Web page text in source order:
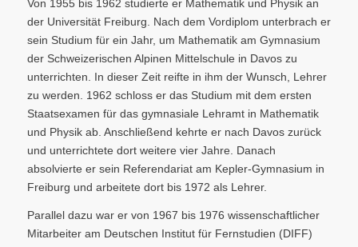
Von 1955 bis 1962 studierte er Mathematik und Physik an
der Universität Freiburg. Nach dem Vordiplom unterbrach er
sein Studium für ein Jahr, um Mathematik am Gymnasium
der Schweizerischen Alpinen Mittelschule in Davos zu
unterrichten. In dieser Zeit reifte in ihm der Wunsch, Lehrer
zu werden. 1962 schloss er das Studium mit dem ersten
Staatsexamen für das gymnasiale Lehramt in Mathematik
und Physik ab. Anschließend kehrte er nach Davos zurück
und unterrichtete dort weitere vier Jahre. Danach
absolvierte er sein Referendariat am Kepler-Gymnasium in
Freiburg und arbeitete dort bis 1972 als Lehrer.
Parallel dazu war er von 1967 bis 1976 wissenschaftlicher
Mitarbeiter am Deutschen Institut für Fernstudien (DIFF)